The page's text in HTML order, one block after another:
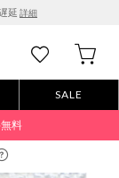
延 詳細
SALE
料